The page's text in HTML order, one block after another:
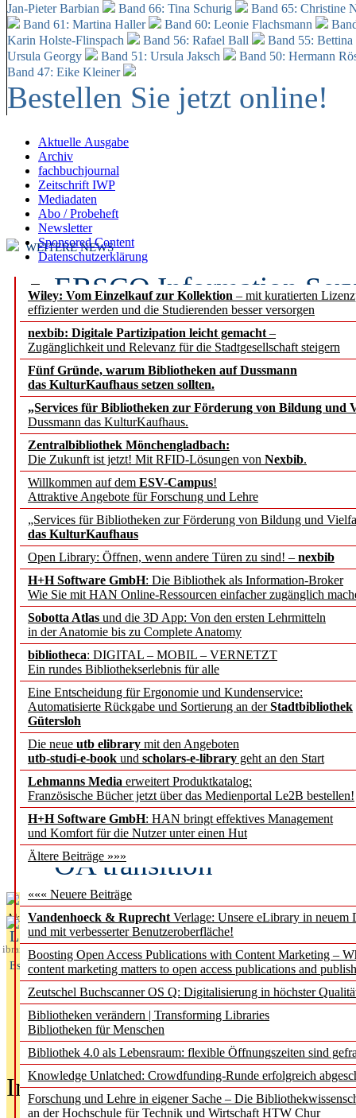
Jan-Pieter Barbian
Band 66: Tina Schurig
Band 65: Christine
Band 61: Martina Haller
Band 60: Leonie Flachsmann
Karin Holste-Flinspach
Band 56: Rafael Ball
Band 55:
Ursula Georgy
Band 51: Ursula Jaksch Band 50: Hermann
Band 47: Eike Kleiner
Bestellen Sie jetzt online!
Aktuelle Ausgabe
Archiv
fachbuchjournal
Zeitschrift IWP
Mediadaten
Abo / Probeheft
Newsletter
Sponsored Content
Datenschutzerklärung
Wiley: Vom Einzelkauf zur Kollektion – mit kuratierten
effizienter werden und die Studierenden besser versorgen
nexbib: Digitale Partizipation leicht gemacht –
Zugänglichkeit und Relevanz für die Stadtgesellschaft steigern
Fünf Gründe, warum Bibliotheken auf Dussmann
das KulturKaufhaus setzen sollten.
„Services für Bibliotheken zur Förderung von Bildung und
Dussmann das KulturKaufhaus.
Zentralbibliothek Mönchengladbach:
Die Zukunft ist jetzt! Mit RFID-Lösungen von Nexbib.
Willkommen auf dem ESV-Campus!
Attraktive Angebote für Forschung und Lehre
„Services für Bibliotheken zur Förderung von Bildung und
das KulturKaufhaus
Open Library: Öffnen, wenn andere Türen zu sind! – nexbib
H+H Software GmbH: Die Bibliothek als Information-Broker
Wie Sie mit HAN Online-Ressourcen einfacher zugänglich
Sobotta Atlas und die 3D App: Von den ersten Lehrmitteln
in der Anatomie bis zu Complete Anatomy
bibliotheca: DIGITAL – MOBIL – VERNETZT
Ein rundes Bibliothekserlebnis für alle
Eine Entscheidung für Ergonomie und Kundenservice:
Automatisierte Rückgabe und Sortierung an derStadtbibliothek
Gütersloh
Die neue utb elibrary mit den Angeboten
utb-studi-e-book und scholars-e-library geht an den Start
Lehmanns Media erweitert Produktkatalog:
Französische Bücher jetzt über das Medienportal Le2B bestellen!
H+H Software GmbH: HAN bringt effektives Management
und Komfort für die Nutzer unter einen Hut
Ältere Beiträge »»»
««« Neuere Beiträge
Vandenhoeck & Ruprecht Verlage: Unsere eLibrary in neuem
und mit verbesserter Benutzeroberfläche!
Boosting Open Access Publications with Content Marketing –
content marketing matters to open access publications and
Zeutschel Buchscanner OS Q: Digitalisierung in höchster
Bibliotheken verändern | Transforming Libraries
Bibliotheken für Menschen
Bibliothek 4.0 als Lebensraum: flexible Öffnungszeiten sind
Knowledge Unlatched: Crowdfunding-Runde erfolgreich
Forschung und Lehre in eigener Sache – Die
an der Hochschule für Technik und Wirtschaft HTW Chur
WEITERE NEWS
EBSCO Information
Recherchefunktionen in
Sorbisches Institut neu
Geschichte und
Künstliche Intelligenz
besser zu verstehen
„Leitbegriffe der
des BIÖG erscheinen
jedem Experiment
DFG setzt Förderung
FAIRmat fort
Bayerns digitale
Schulwandbilder aus
Fifth Open Access
transformative
OA transition
Aktuelles aus
L
ibrary
Essentials
In der Ausgabe05/2026(Juni/Juli